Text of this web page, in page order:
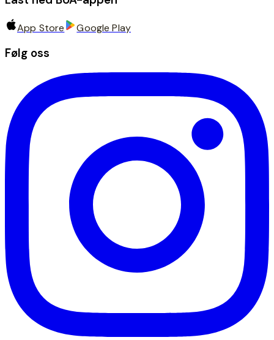
App Store Google Play
Følg oss